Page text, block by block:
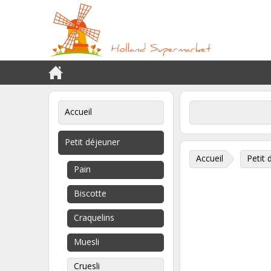
Accueil
Petit déjeuner
Pain
Biscotte
Craquelins
Muesli
Cruesli
Accueil Petit